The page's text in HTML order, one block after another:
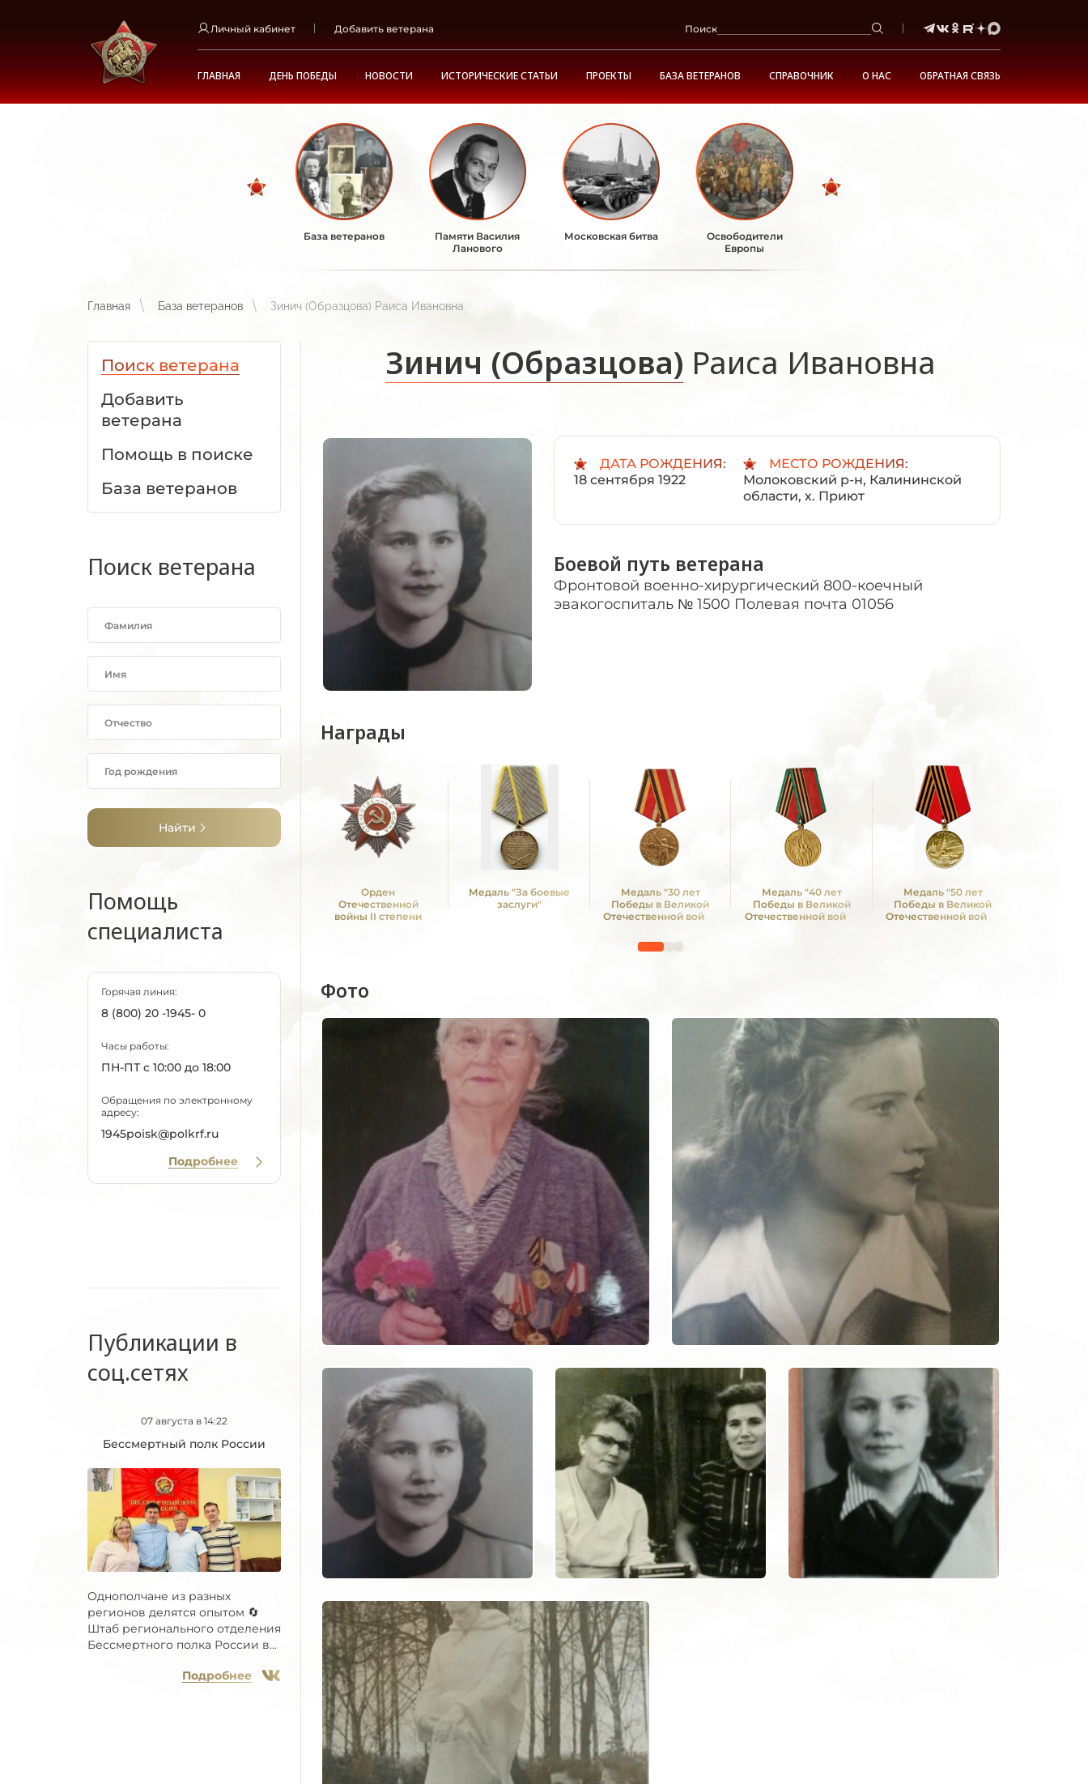
Личный кабинет Добавить ветерана Поиск
ГЛАВНАЯ ДЕНЬ ПОБЕДЫ НОВОСТИ ИСТОРИЧЕСКИЕ СТАТЬИ ПРОЕКТЫ БАЗА ВЕТЕРАНОВ СПРАВОЧНИК О НАС ОБРАТНАЯ СВЯЗЬ
База ветеранов
Памяти Василия
Ланового
Московская битва
Освободители
Европы
Главная База ветеранов Зинич (Образцова) Раиса Ивановна
Поиск ветерана
Добавить
ветерана
Помощь в поиске
База ветеранов
Поиск ветерана
Найти
Помощь
специалиста
Горячая линия:
8 (800) 20 -1945- 0
Часы работы:
ПН-ПТ с 10:00 до 18:00
Обращения по электронному
адресу:
1945poisk@polkrf.ru
Подробнее
Публикации в
соц.сетях
07 августа в 14:22
Бессмертный полк России
Однополчане из разных
регионов делятся опытом 🔄
Штаб регионального отделения
Бессмертного полка России в...
Подробнее
Зинич (Образцова) Раиса Ивановна
ДАТА РОЖДЕНИЯ:
18 сентября 1922
МЕСТО РОЖДЕНИЯ:
Молоковский р-н, Калининской
области, х. Приют
Боевой путь ветерана
Фронтовой военно-хирургический 800-коечный
эвакогоспиталь № 1500 Полевая почта 01056
Награды
Орден
Отечественной
войны II степени
Медаль "За боевые
заслуги"
Медаль "30 лет
Победы в Великой
Отечественной войне
Медаль "40 лет
Победы в Великой
Отечественной войне
Медаль "50 лет
Победы в Великой
Отечественной войне
Фото